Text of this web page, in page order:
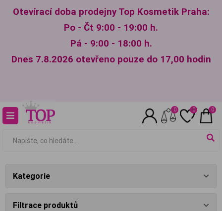
Otevírací doba prodejny Top Kosmetik Praha:
Po - Čt 9:00 - 19:00 h.
Pá - 9:00 - 18:00 h.
Dnes 7.8.2026 otevřeno pouze do 17,00 hodin
0 0 0
Kategorie
Filtrace produktů